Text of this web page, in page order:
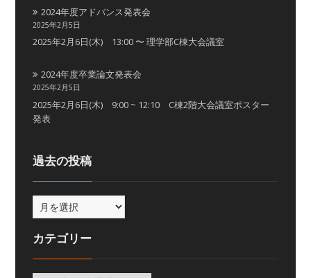
2024年度アドバンス発表会
2025年2月5日
2025年2月6日(木) 13:00 〜 理学部C棟大会議室
2024年度卒業論文発表会
2025年2月5日
2025年2月6日(木) 9:00 ~ 12:10 C棟2階大会議室ポスター
発表
過去の投稿
カテゴリー